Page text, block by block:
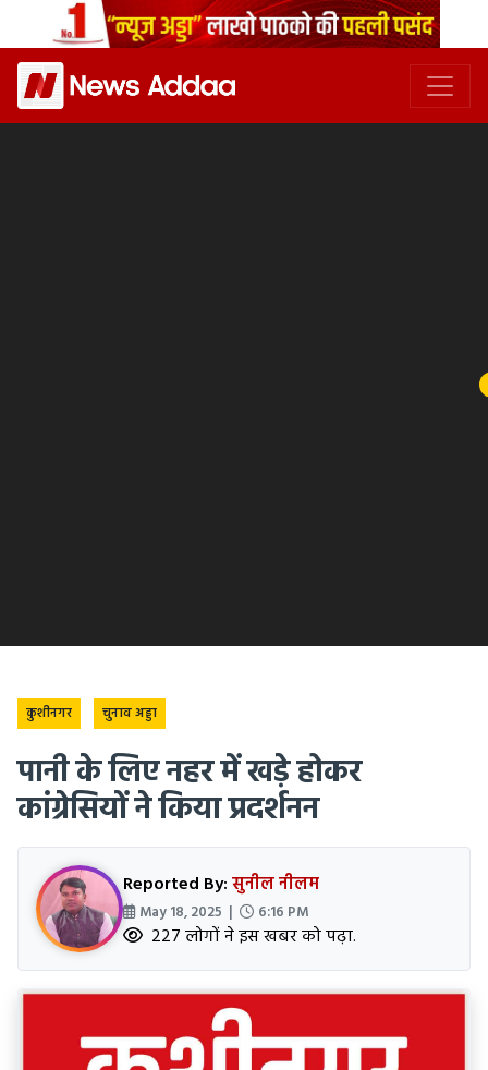
कुशीनगर चुनाव अड्डा
पानी के लिए नहर में खड़े होकर
कांग्रेसियों ने किया प्रदर्शनन
Reported By:सुनील नीलम
May 18, 2025 | 6:16 PM
227 लोगों ने इस खबर को पढ़ा.